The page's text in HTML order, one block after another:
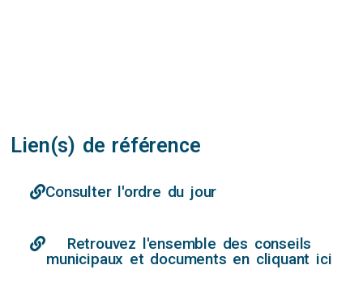
Lien(s) de référence
Consulter l'ordre du jour
Retrouvez l'ensemble des conseils
municipaux et documents en cliquant ici